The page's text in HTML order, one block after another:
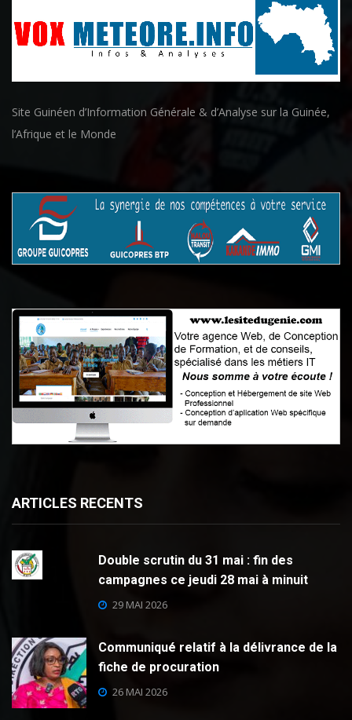
Site Guinéen d’Information Générale & d’Analyse sur la Guinée,
l’Afrique et le Monde
ARTICLES RECENTS
Double scrutin du 31 mai : fin des
campagnes ce jeudi 28 mai à minuit
29 MAI 2026
Communiqué relatif à la délivrance de la
fiche de procuration
26 MAI 2026